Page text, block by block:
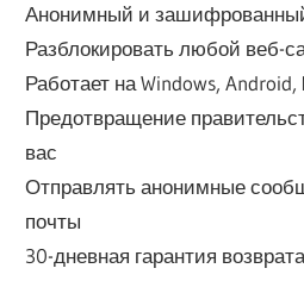
Анонимный и
Разблокировать любой веб-
Работает на Windows, Android,
Предотвращение
вас
Отправлять анонимные
почты
30-дневная гарантия